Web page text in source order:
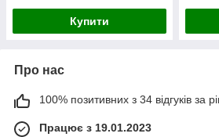
Купити
Про нас
100% позитивних з 34 відгуків за
Працює з 19.01.2023